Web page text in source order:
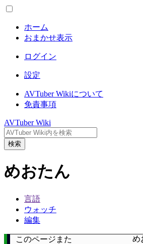
ホーム
おまかせ表示
ログイン
設定
AVTuber Wikiについて
免責事項
AVTuber Wiki
検索
めおたん
言語
ウォッチ
編集
め
このページまた